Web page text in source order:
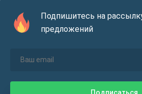
Подпишитесь на
предложений